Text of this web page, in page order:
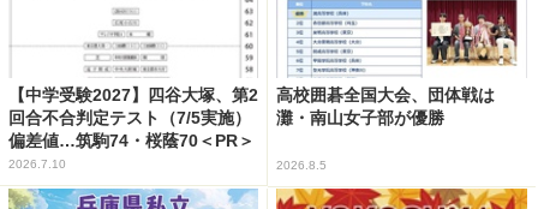
【中学受験2027】四谷大塚、第2
回合不合判定テスト（7/5実施）
偏差値…筑駒74・桜蔭70＜PR＞
2026.7.10
高校囲碁全国大会、団体戦は
灘・南山女子部が優勝
2026.8.5